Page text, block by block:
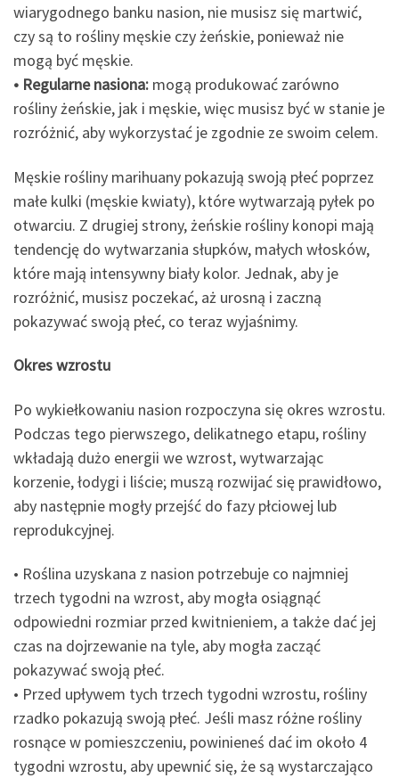
wiarygodnego banku nasion, nie musisz się martwić,
czy są to rośliny męskie czy żeńskie, ponieważ nie
mogą być męskie.
• Regularne nasiona: mogą produkować zarówno
rośliny żeńskie, jak i męskie, więc musisz być w stanie je
rozróżnić, aby wykorzystać je zgodnie ze swoim celem.
Męskie rośliny marihuany pokazują swoją płeć poprzez
małe kulki (męskie kwiaty), które wytwarzają pyłek po
otwarciu. Z drugiej strony, żeńskie rośliny konopi mają
tendencję do wytwarzania słupków, małych włosków,
które mają intensywny biały kolor. Jednak, aby je
rozróżnić, musisz poczekać, aż urosną i zaczną
pokazywać swoją płeć, co teraz wyjaśnimy.
Okres wzrostu
Po wykiełkowaniu nasion rozpoczyna się okres wzrostu.
Podczas tego pierwszego, delikatnego etapu, rośliny
wkładają dużo energii we wzrost, wytwarzając
korzenie, łodygi i liście; muszą rozwijać się prawidłowo,
aby następnie mogły przejść do fazy płciowej lub
reprodukcyjnej.
• Roślina uzyskana z nasion potrzebuje co najmniej
trzech tygodni na wzrost, aby mogła osiągnąć
odpowiedni rozmiar przed kwitnieniem, a także dać jej
czas na dojrzewanie na tyle, aby mogła zacząć
pokazywać swoją płeć.
• Przed upływem tych trzech tygodni wzrostu, rośliny
rzadko pokazują swoją płeć. Jeśli masz różne rośliny
rosnące w pomieszczeniu, powinieneś dać im około 4
tygodni wzrostu, aby upewnić się, że są wystarczająco